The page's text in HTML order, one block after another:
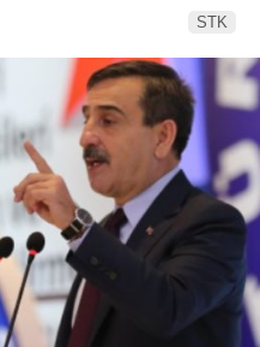
WhatsApp İhbar
Hattı
Facebook
STK